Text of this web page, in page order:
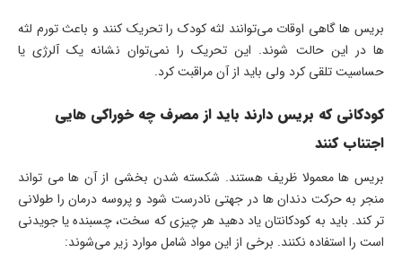
بریس ها گاهی اوقات می‌توانند لثه کودک را تحریک کنند و باعث تورم لثه
ها در این حالت شوند. این تحریک را نمی‌توان نشانه یک آلرژی یا
حساسیت تلقی کرد ولی باید از آن مراقبت کرد.
کودکانی که بریس دارند باید از مصرف چه خوراکی هایی
اجتناب کنند
بریس ها معمولا ظریف هستند. شکسته شدن بخشی از آن ها می تواند
منجر به حرکت دندان ها در جهتی نادرست شود و پروسه درمان را طولانی
تر کند. باید به کودکانتان یاد دهید هر چیزی که سخت، چسبنده یا جویدنی
است را استفاده نکنند. برخی از این مواد شامل موارد زیر می‌شوند: